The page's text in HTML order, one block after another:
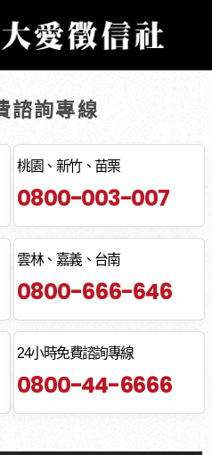
諮詢專線
桃園、新竹、苗栗
0800-003-007
雲林、嘉義、台南
0800-666-646
24小時免費諮詢專線
0800-44-6666